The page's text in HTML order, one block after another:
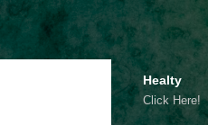
Healty
Click Here!